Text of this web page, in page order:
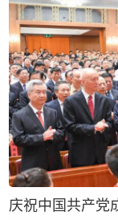
庆祝中国共产党